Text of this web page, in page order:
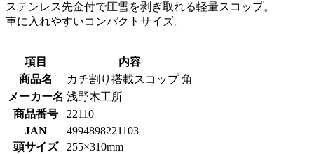
ステンレス先金付で圧雪を剥ぎ取れる軽量スコップ。
車に入れやすいコンパクトサイズ。
項目
内容
商品名
カチ割り搭載スコップ 角
メーカー名 浅野木工所
商品番号
22110
JAN
4994898221103
頭サイズ
255×310mm